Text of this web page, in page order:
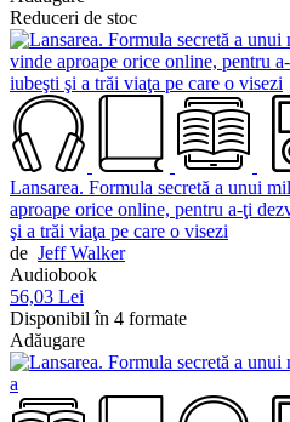
Reduceri de stoc
Lansarea. Formula secretă a unui
aproape orice online, pentru a-ţi
şi a trăi viaţa pe care o visezi
de Jeff Walker
Audiobook
56,03 Lei
Disponibil în 4 formate
Adăugare